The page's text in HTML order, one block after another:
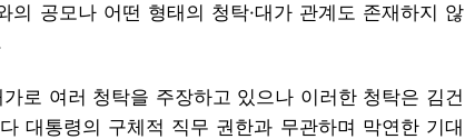
의 공모나 어떤 형태의 청탁·대가 관계도 존재하지 않
로 여러 청탁을 주장하고 있으나 이러한 청탁은 김건
대통령의 구체적 직무 권한과 무관하며 막연한 기대